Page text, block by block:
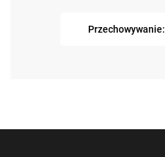
Przechowywanie: